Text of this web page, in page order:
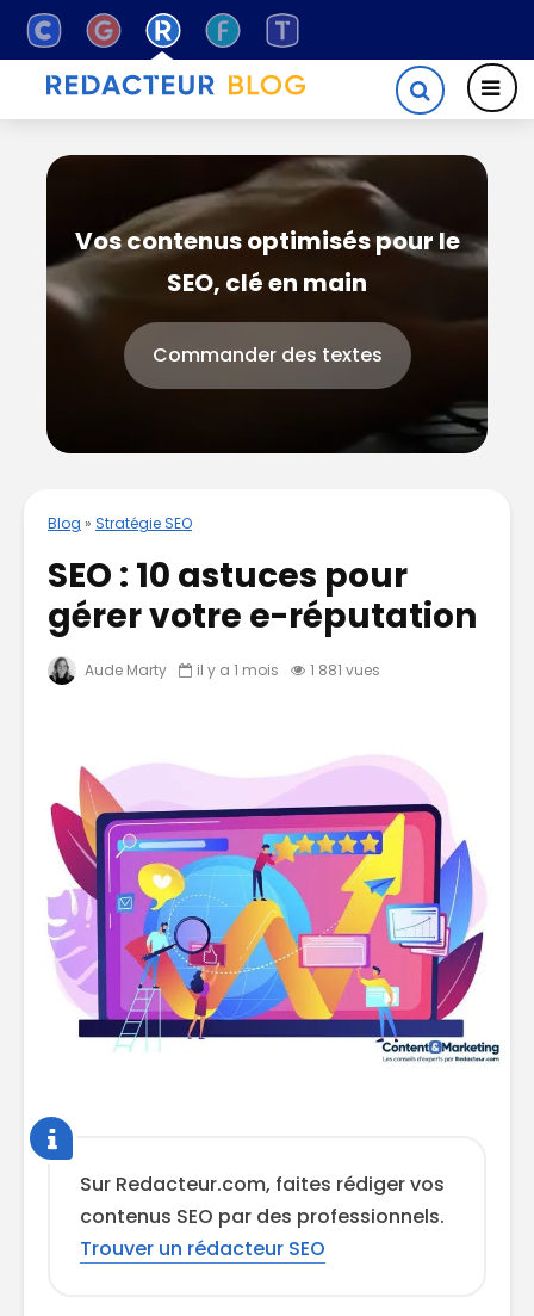
Vos contenus optimisés pour le
SEO, clé en main
Commander des textes
Blog » Stratégie SEO
SEO : 10 astuces pour
gérer votre e-réputation
Aude Marty il y a 1 mois 1 881 vues
Sur Redacteur.com, faites rédiger vos
contenus SEO par des professionnels.
Trouver un rédacteur SEO